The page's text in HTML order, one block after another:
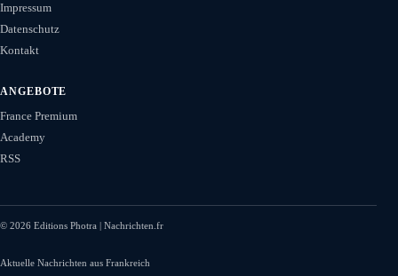
Impressum
Datenschutz
Kontakt
ANGEBOTE
France Premium
Academy
RSS
© 2026 Editions Photra | Nachrichten.fr
Aktuelle Nachrichten aus Frankreich